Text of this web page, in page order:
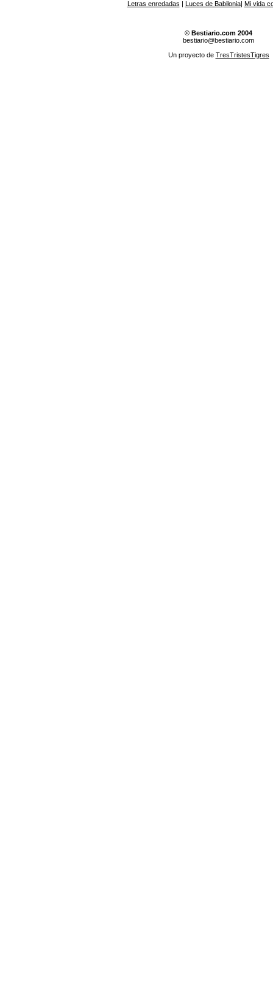
Letras enredadas | Luces de Babilonia| Mi vida
© Bestiario.com 2004
bestiario@bestiario.com
Un proyecto de TresTristesTigres